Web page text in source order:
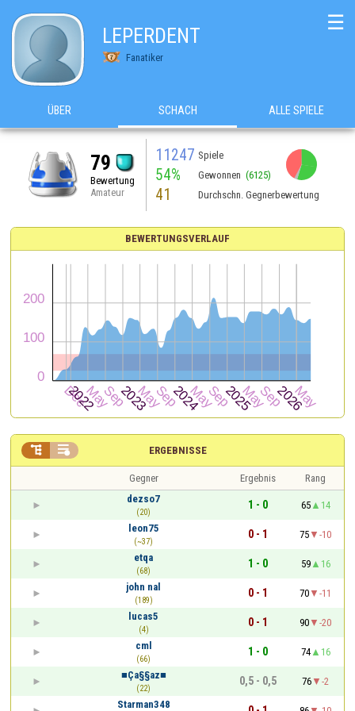
LEPERDENT
Fanatiker
☰
ÜBER SCHACH ALLE SPIELE
79
Bewertung
Amateur
11247 Spiele
54% Gewonnen (6125)
41 Durchschn. Gegnerbewertung
BEWERTUNGSVERLAUF
ERGEBNISSE
 
Gegner Ergebnis
Rang
dezso7
(20)
1 - 0 65
14
leon75
(~37)
0 - 1 75
-10
etqa
(68)
1 - 0 59
16
john nal
(189)
0 - 1 70
-11
lucas5
(4)
0 - 1 90
-20
cml
(66)
1 - 0 74
16
■Ça§§az■
(22)
0,5 - 0,5 76
-2
Starman348